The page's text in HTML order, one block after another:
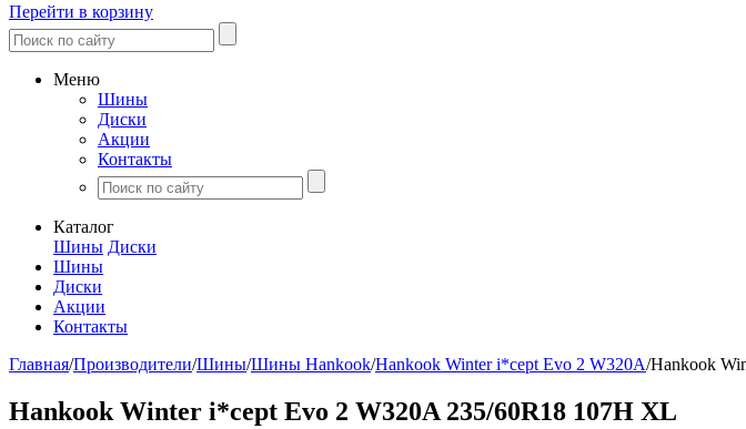
Перейти в корзину
Меню
Шины
Диски
Акции
Контакты
Каталог
Шины Диски
Шины
Диски
Акции
Контакты
Главная/Производители/Шины/Шины Hankook/Hankook Winter i*cept Evo 2 W320A/Hankook
Hankook Winter i*cept Evo 2 W320A 235/60R18 107H XL